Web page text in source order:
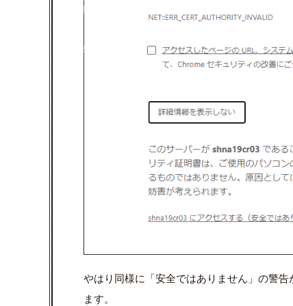
やはり同様に「安全ではありません」の警
ます。